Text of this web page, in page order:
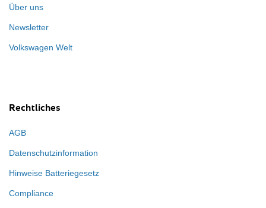
Über uns
Newsletter
Volkswagen Welt
Rechtliches
AGB
Datenschutzinformation
Hinweise Batteriegesetz
Compliance